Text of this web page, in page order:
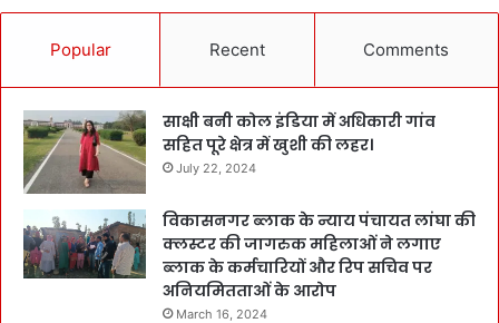
Popular Recent Comments
साक्षी बनी कोल इंडिया में अधिकारी गांव
सहित पूरे क्षेत्र में खुशी की लहर।
July 22, 2024
विकासनगर ब्लाक के न्याय पंचायत लांघा की
क्लस्टर की जागरुक महिलाओं ने लगाए
ब्लाक के कर्मचारियों और रिप सचिव पर
अनियमितताओं के आरोप
March 16, 2024